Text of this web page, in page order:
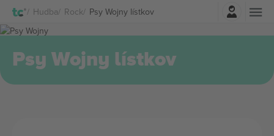
Hudba Rock Psy Wojny lístkovPrihlásenie
Psy Wojny lístkov